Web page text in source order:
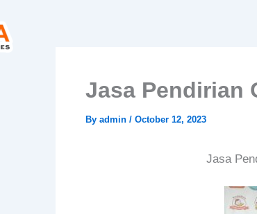
Jasa Pendirian
By admin / October 12, 2023
Jasa